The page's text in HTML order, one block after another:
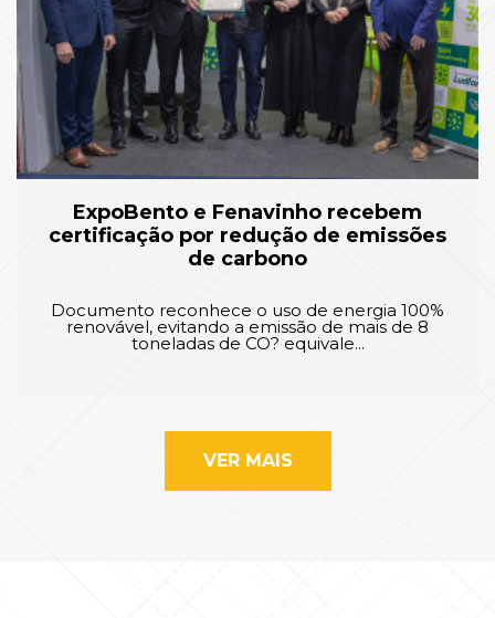
ExpoBento e Fenavinho recebem
certificação por redução de emissões
de carbono
Documento reconhece o uso de energia 100%
renovável, evitando a emissão de mais de 8
toneladas de CO? equivale...
VER MAIS